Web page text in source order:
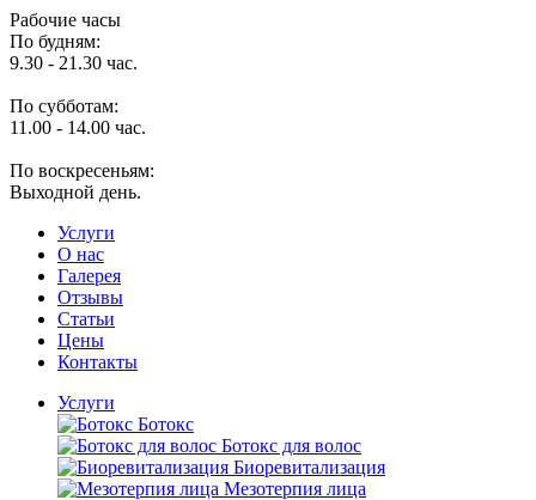
Рабочие часы
По будням:
9.30 - 21.30 час.
По субботам:
11.00 - 14.00 час.
По воскресеньям:
Выходной день.
Услуги
O нас
Галерея
Отзывы
Статьи
Цены
Контакты
Услуги
Ботокс
Ботокс для волос
Биоревитализация
Мезотерпия лица